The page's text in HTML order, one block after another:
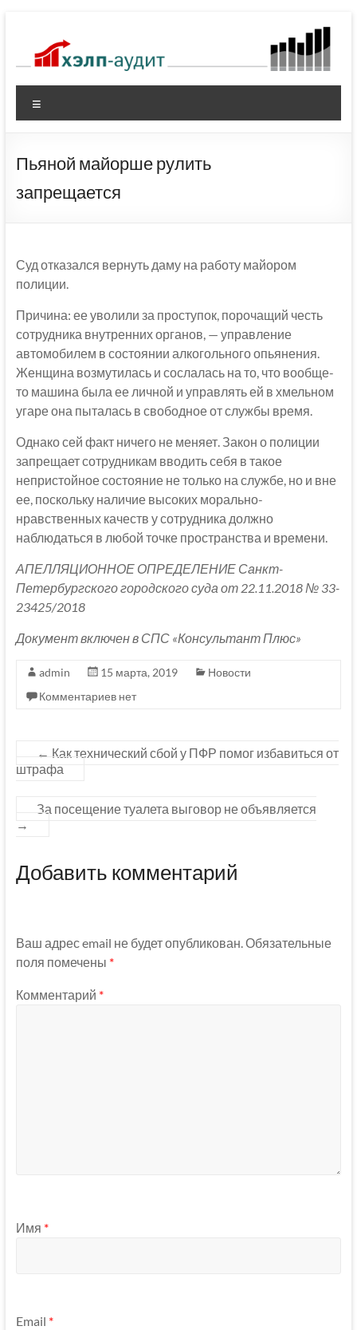
содержимому
Пьяной майорше рулить
запрещается
Суд отказался вернуть даму на работу майором
полиции.
Причина: ее уволили за проступок, порочащий честь
сотрудника внутренних органов, — управление
автомобилем в состоянии алкогольного опьянения.
Женщина возмутилась и сослалась на то, что вообще-
то машина была ее личной и управлять ей в хмельном
угаре она пыталась в свободное от службы время.
Однако сей факт ничего не меняет. Закон о полиции
запрещает сотрудникам вводить себя в такое
непристойное состояние не только на службе, но и вне
ее, поскольку наличие высоких морально-
нравственных качеств у сотрудника должно
наблюдаться в любой точке пространства и времени.
АПЕЛЛЯЦИОННОЕ ОПРЕДЕЛЕНИЕ Санкт-
Петербургского городского суда от 22.11.2018 № 33-
23425/2018
Документ включен в СПС «Консультант Плюс»
admin 15 марта, 2019
Новости
Комментариев нет
← Как технический сбой у ПФР помог избавиться от
штрафа
За посещение туалета выговор не объявляется
→
Добавить комментарий
Ваш адрес email не будет опубликован. Обязательные
поля помечены *
Комментарий *
Имя *
Email *